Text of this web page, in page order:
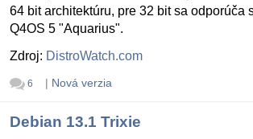
64 bit architektúru, pre 32 bit sa odporúča
Q4OS 5 "Aquarius".
Zdroj: DistroWatch.com
6 | Nová verzia
Debian 13.1 Trixie